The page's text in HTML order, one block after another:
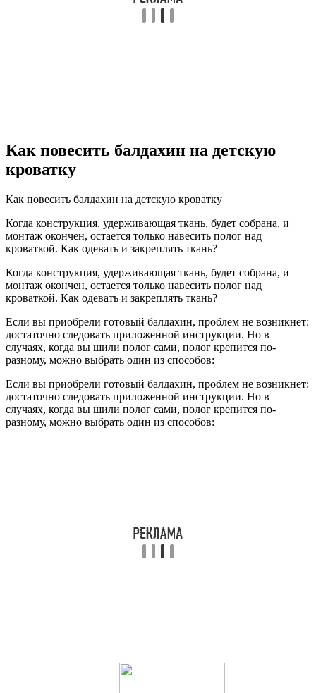
Как повесить балдахин на детскую
кроватку
Как повесить балдахин на детскую кроватку
Когда конструкция, удерживающая ткань, будет собрана, и
монтаж окончен, остается только навесить полог над
кроваткой. Как одевать и закреплять ткань?
Когда конструкция, удерживающая ткань, будет собрана, и
монтаж окончен, остается только навесить полог над
кроваткой. Как одевать и закреплять ткань?
Если вы приобрели готовый балдахин, проблем не возникнет:
достаточно следовать приложенной инструкции. Но в
случаях, когда вы шили полог сами, полог крепится по-
разному, можно выбрать один из способов:
Если вы приобрели готовый балдахин, проблем не возникнет:
достаточно следовать приложенной инструкции. Но в
случаях, когда вы шили полог сами, полог крепится по-
разному, можно выбрать один из способов: